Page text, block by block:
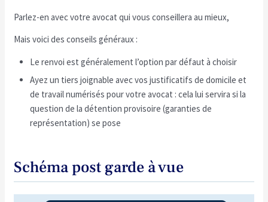
Parlez-en avec votre avocat qui vous conseillera au mieux,
Mais voici des conseils généraux :
Le renvoi est généralement l’option par défaut à choisir
Ayez un tiers joignable avec vos justificatifs de domicile et
de travail numérisés pour votre avocat : cela lui servira si la
question de la détention provisoire (garanties de
représentation) se pose
Schéma post garde à vue